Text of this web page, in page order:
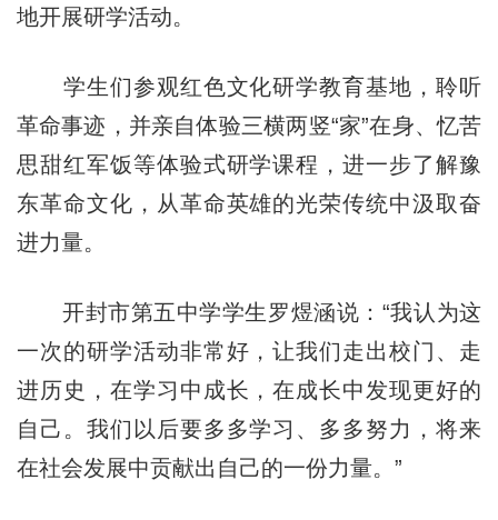
地开展研学活动。
学生们参观红色文化研学教育基地，聆听
革命事迹，并亲自体验三横两竖“家”在身、忆苦
思甜红军饭等体验式研学课程，进一步了解豫
东革命文化，从革命英雄的光荣传统中汲取奋
进力量。
开封市第五中学学生罗煜涵说：“我认为这
一次的研学活动非常好，让我们走出校门、走
进历史，在学习中成长，在成长中发现更好的
自己。我们以后要多多学习、多多努力，将来
在社会发展中贡献出自己的一份力量。”